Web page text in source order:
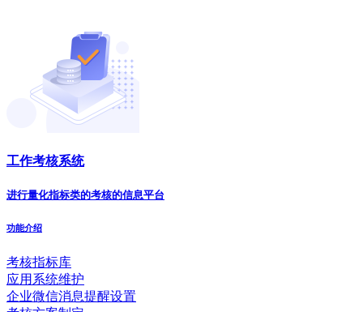
工作考核系统
进行量化指标类的考核的信息平台
功能介绍
考核指标库
应用系统维护
企业微信消息提醒设置